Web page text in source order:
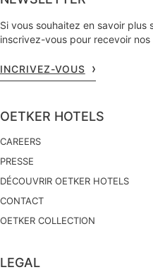
Si vous souhaitez en savoir plus
inscrivez-vous pour recevoir
INCRIVEZ-VOUS
OETKER HOTELS
CAREERS
PRESSE
DÉCOUVRIR OETKER HOTELS
CONTACT
OETKER COLLECTION
LEGAL